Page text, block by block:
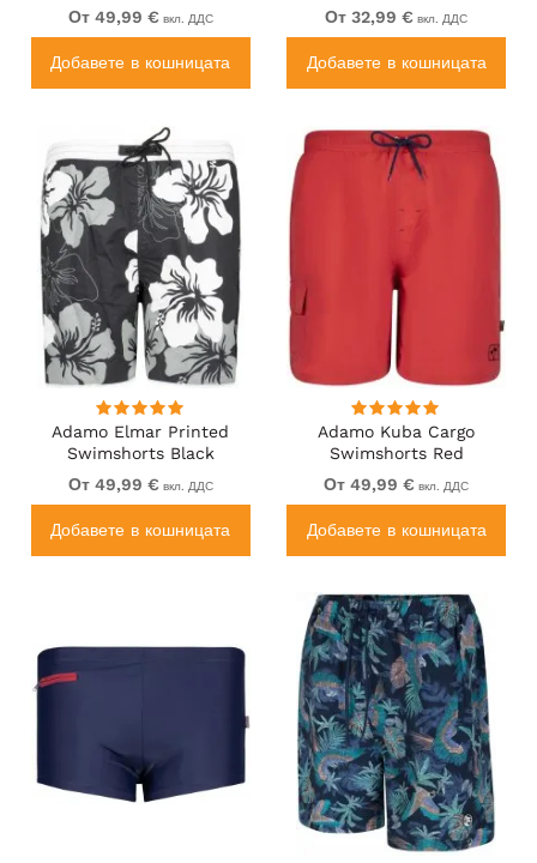
От 49,99 € вкл. ДДС
Добавете в кошницата
Leg, Pocket, Black
От 32,99 € вкл. ДДС
Добавете в кошницата
Adamo Elmar Printed
Swimshorts Black
От 49,99 € вкл. ДДС
Добавете в кошницата
Adamo Kuba Cargo
Swimshorts Red
От 49,99 € вкл. ДДС
Добавете в кошницата